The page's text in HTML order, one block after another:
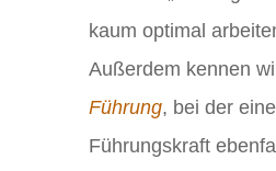
kaum optimal
Außerdem kennen
Führung, bei der eine
Führungskraft